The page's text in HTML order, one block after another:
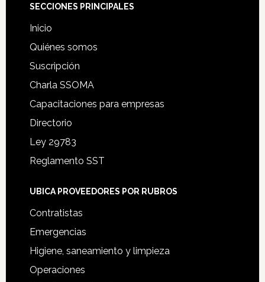
Footer
SECCIONES PRINCIPALES
Inicio
Quiénes somos
Suscripción
Charla SSOMA
Capacitaciones para empresas
Directorio
Ley 29783
Reglamento SST
UBICA PROVEEDORES POR RUBROS
Contratistas
Emergencias
Higiene, saneamiento y limpieza
Operaciones